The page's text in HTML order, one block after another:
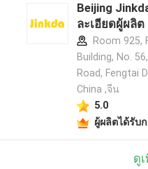
Beijing
ละเอียดผู้ผลิต
Room 925,
Building, No.
Road, Fengtai
China ,จีน
5.0
ผู้ผลิตได้รับ
ดู